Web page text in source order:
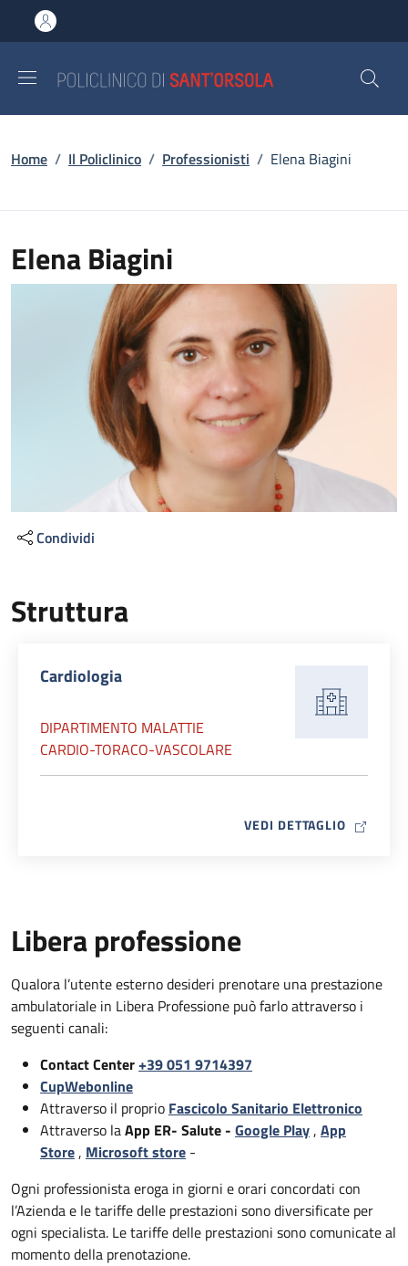
al contenuto principale
to footer content
Briciole di pane
Home / Il Policlinico / Professionisti / Elena Biagini
Elena Biagini
Condividi
Struttura
Cardiologia
DIPARTIMENTO MALATTIE
CARDIO-TORACO-VASCOLARE
VEDI DETTAGLIO MAP ICON
Libera professione
Qualora l’utente esterno desideri prenotare una prestazione
ambulatoriale in Libera Professione può farlo attraverso i
seguenti canali:
Contact Center+39 051 9714397
CupWebonline
Attraverso il proprio Fascicolo Sanitario Elettronico
Attraverso laApp ER- Salute - Google Play, App
Store, Microsoft store -
Ogni professionista eroga in giorni e orari concordati con
l’Azienda e le tariffe delle prestazioni sono diversificate per
ogni specialista. Le tariffe delle prestazioni sono comunicate al
momento della prenotazione.